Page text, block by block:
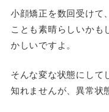
小顔矯正を数回受けて
ことも素晴らしいかも
かしいですよ。
そんな変な状態にして
知れませんが、異常状